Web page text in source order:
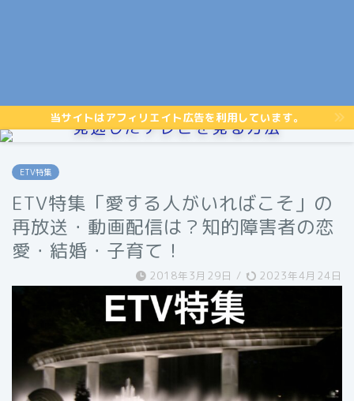
当サイトはアフィリエイト広告を利用しています。
見逃したテレビを見る方法
ETV特集
ETV特集「愛する人がいればこそ」の
再放送・動画配信は？知的障害者の恋
愛・結婚・子育て！
2018年3月29日 / 2023年4月24日